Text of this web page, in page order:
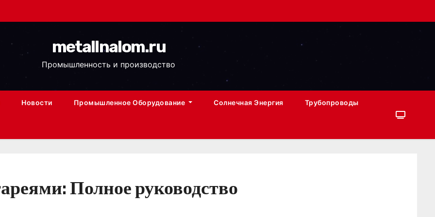
metallnalom.ru
Промышленность и производство
Новости Промышленное Оборудование Солнечная Энергия Трубопроводы
Полное руководство